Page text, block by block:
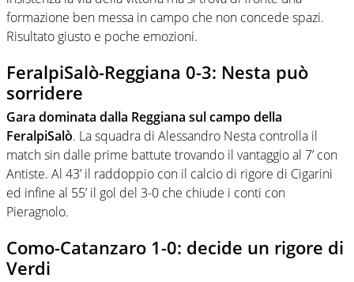
formazione ben messa in campo che non concede spazi.
Risultato giusto e poche emozioni.
FeralpiSalò-Reggiana 0-3: Nesta può
sorridere
Gara dominata dalla Reggiana sul campo della
FeralpiSalò. La squadra di Alessandro Nesta controlla il
match sin dalle prime battute trovando il vantaggio al 7’ con
Antiste. Al 43’ il raddoppio con il calcio di rigore di Cigarini
ed infine al 55’ il gol del 3-0 che chiude i conti con
Pieragnolo.
Como-Catanzaro 1-0: decide un rigore di
Verdi